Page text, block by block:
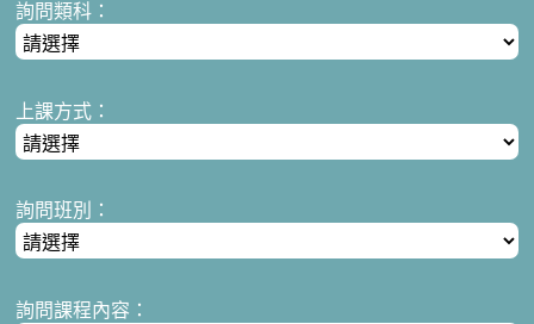
詢問類科：
上課方式：
詢問班別：
詢問課程內容：